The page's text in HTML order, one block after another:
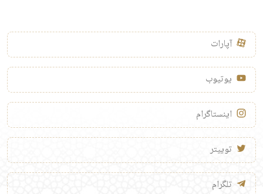
آپارات
یوتیوب
اینستاگرام
توییتر
تلگرام